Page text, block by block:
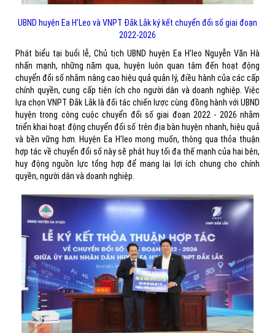
UBND huyện Ea H’Leo và VNPT Đắk Lắk ký kết chuyển đổi số giai đoạn
2022-2026
Phát biểu tại buổi lễ, Chủ tịch UBND huyện Ea H’leo Nguyễn Văn Hà
nhấn mạnh, những năm qua, huyện luôn quan tâm đến hoạt động
chuyển đổi số nhằm nâng cao hiệu quả quản lý, điều hành của các cấp
chính quyền, cung cấp tiện ích cho người dân và doanh nghiệp. Việc
lựa chọn VNPT Đắk Lắk là đối tác chiến lược cùng đồng hành với UBND
huyện trong công cuộc chuyển đổi số giai đoạn 2022 - 2026 nhằm
triển khai hoạt động chuyển đổi số trên địa bàn huyện nhanh, hiệu quả
và bền vững hơn. Huyện Ea H’leo mong muốn, thông qua thỏa thuận
hợp tác về chuyển đổi số này sẽ phát huy tối đa thế mạnh của hai bên,
huy động nguồn lực tổng hợp để mang lại lợi ích chung cho chính
quyền, người dân và doanh nghiệp.